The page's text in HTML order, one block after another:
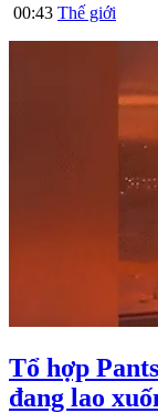
00:43 Thế giới
Tổ hợp
đang lao